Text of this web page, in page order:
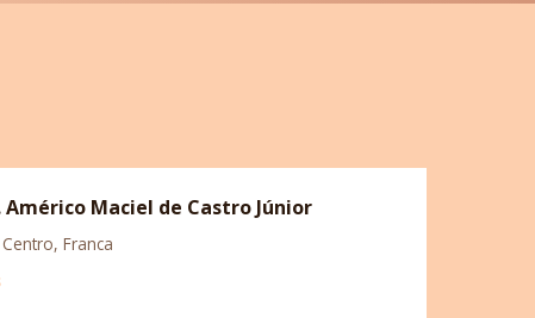
Maciel de Castro Júnior
Franca